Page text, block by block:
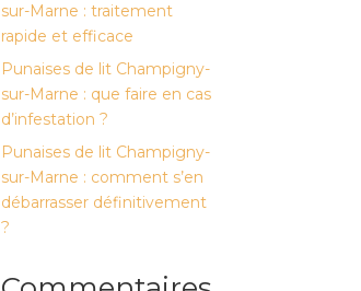
sur-Marne : traitement
rapide et efficace
Punaises de lit Champigny-
sur-Marne : que faire en cas
d’infestation ?
Punaises de lit Champigny-
sur-Marne : comment s’en
débarrasser définitivement
?